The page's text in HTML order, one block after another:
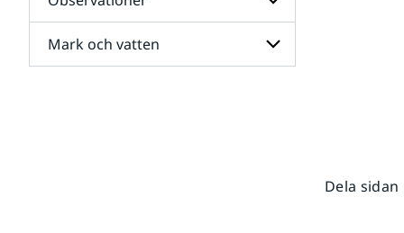
och
satellit
för
Väder
till
havs
Undersidor
för
Mark och vatten
Dela sidan